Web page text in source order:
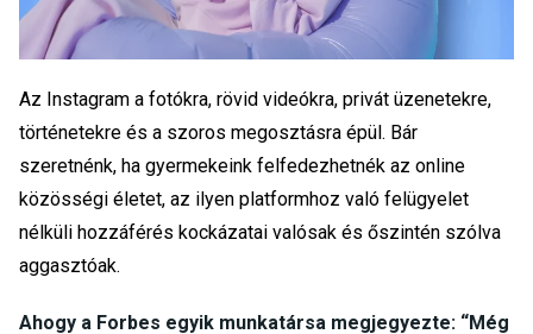
Az Instagram a fotókra, rövid videókra, privát üzenetekre,
történetekre és a szoros megosztásra épül. Bár
szeretnénk, ha gyermekeink felfedezhetnék az online
közösségi életet, az ilyen platformhoz való felügyelet
nélküli hozzáférés kockázatai valósak és őszintén szólva
aggasztóak.
Ahogy a Forbes egyik munkatársa megjegyezte: “Még